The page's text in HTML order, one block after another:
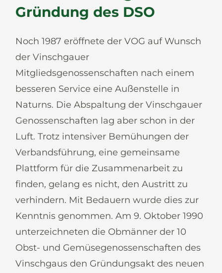
Gründung des DSO
Noch 1987 eröffnete der VOG auf Wunsch
der Vinschgauer
Mitgliedsgenossenschaften nach einem
besseren Service eine Außenstelle in
Naturns. Die Abspaltung der Vinschgauer
Genossenschaften lag aber schon in der
Luft. Trotz intensiver Bemühungen der
Verbandsführung, eine gemeinsame
Plattform für die Zusammenarbeit zu
finden, gelang es nicht, den Austritt zu
verhindern. Mit Bedauern wurde dies zur
Kenntnis genommen. Am 9. Oktober 1990
unterzeichneten die Obmänner der 10
Obst- und Gemüsegenossenschaften des
Vinschgaus den Gründungsakt des neuen